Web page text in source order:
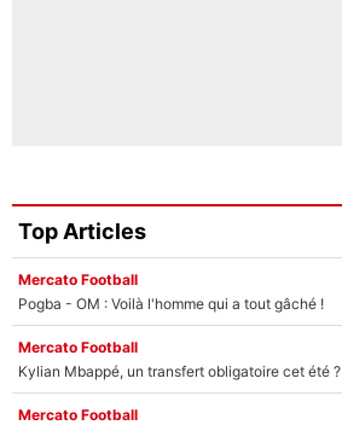
Top Articles
Mercato Football
Pogba - OM : Voilà l'homme qui a tout gâché !
Mercato Football
Kylian Mbappé, un transfert obligatoire cet été ?
Mercato Football